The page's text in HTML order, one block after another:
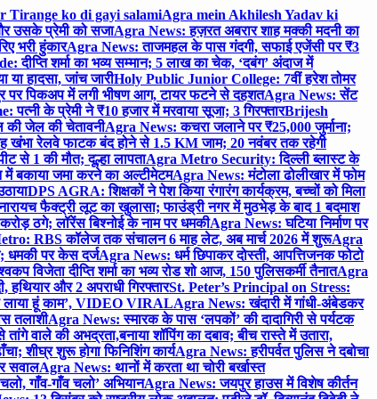
Tirange ko di gayi salamiAgra mein Akhilesh Yadav ki
उसके प्रेमी को सजाAgra News: हज़रत अबरार शाह मक्की मदनी का
भरी हुंकारAgra News: ताजमहल के पास गंदगी, सफाई एजेंसी पर ₹3
दीप्ति शर्मा का भव्य सम्मान; 5 लाख का चेक, ‘दबंग’ अंदाज में
हादसा, जांच जारीHoly Public Junior College: 7वीं हरेश तोमर
पर पिकअप में लगी भीषण आग, टायर फटने से दहशतAgra News: सेंट
पत्नी के प्रेमी ने ₹10 हजार में मरवाया सूजा; 3 गिरफ्तारBrijesh
की जेल की चेतावनीAgra News: कचरा जलाने पर ₹25,000 जुर्माना;
खंभा रेलवे फाटक बंद होने से 1.5 KM जाम; 20 नवंबर तक रहेगी
से 1 की मौत; दूल्हा लापताAgra Metro Security: दिल्ली ब्लास्ट के
में बकाया जमा करने का अल्टीमेटमAgra News: मंटोला ढोलीखार में फोम
DPS AGRA: शिक्षकों ने पेश किया रंगारंग कार्यक्रम, बच्चों को मिला
फैक्ट्री लूट का खुलासा; फाउंड्री नगर में मुठभेड़ के बाद 1 बदमाश
ठगे; लॉरेंस बिश्नोई के नाम पर धमकीAgra News: घटिया निर्माण पर
RBS कॉलेज तक संचालन 6 माह लेट, अब मार्च 2026 में शुरूAgra
धमकी पर केस दर्जAgra News: धर्म छिपाकर दोस्ती, आपत्तिजनक फोटो
विजेता दीप्ति शर्मा का भव्य रोड शो आज, 150 पुलिसकर्मी तैनातAgra
और 2 अपराधी गिरफ्तारSt. Peter’s Principal on Stress:
लाया हूं काम’, VIDEO VIRALAgra News: खंदारी में गांधी-अंबेडकर
तलाशीAgra News: स्मारक के पास ‘लपकों’ की दादागिरी से पर्यटक
वाले की अभद्रता,बनाया शॉपिंग का दबाव; बीच रास्ते में उतारा,
शीघ्र शुरू होगा फिनिशिंग कार्यAgra News: हरीपर्वत पुलिस ने दबोचा
सवालAgra News: थानों में करता था चोरी बर्खास्त
गाँव-गाँव चलो’ अभियानAgra News: जयपुर हाउस में विशेष कीर्तन